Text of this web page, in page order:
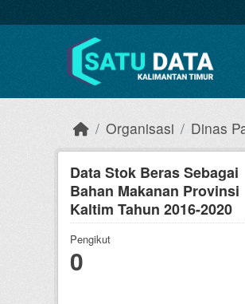
Organisasi Dinas
Data Stok Beras Sebagai
Bahan Makanan Provinsi
Kaltim Tahun 2016-2020
Pengikut
0